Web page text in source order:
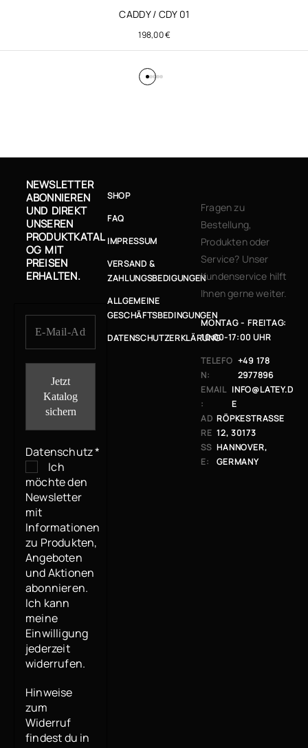
CADDY / CDY 01
198,00€
NEWSLETTER
ABONNIEREN
UND DIREKT
UNSEREN
PRODUKTKATAL
OG MIT
PREISEN
ERHALTEN.
Datenschutz*
Ich
möchte den
Newsletter
mit
Informationen
zu Produkten,
Angeboten
und Aktionen
abonnieren.
Ich kann
meine
Einwilligung
jederzeit
widerrufen.
Hinweise
zum
Widerruf
findest du in
SHOP
FAQ
IMPRESSUM
VERSAND &
ZAHLUNGSBEDIGUNGEN
ALLGEMEINE
GESCHÄFTSBEDINGUNGEN
DATENSCHUTZERKLÄRUNG
Fragen zu
Bestellung,
Produkten oder
Service? Unser
Kundenservice hilft
Ihnen gerne weiter.
MONTAG - FREITAG:
10:00-17:00 UHR
TELEFO
N:
+49 178
2977896
EMAIL
:
INFO@LATEY.D
E
AD
RE
SS
E:
RÖPKESTRASSE 1
2, 30173 H
ANNOVER, G
ERMANY